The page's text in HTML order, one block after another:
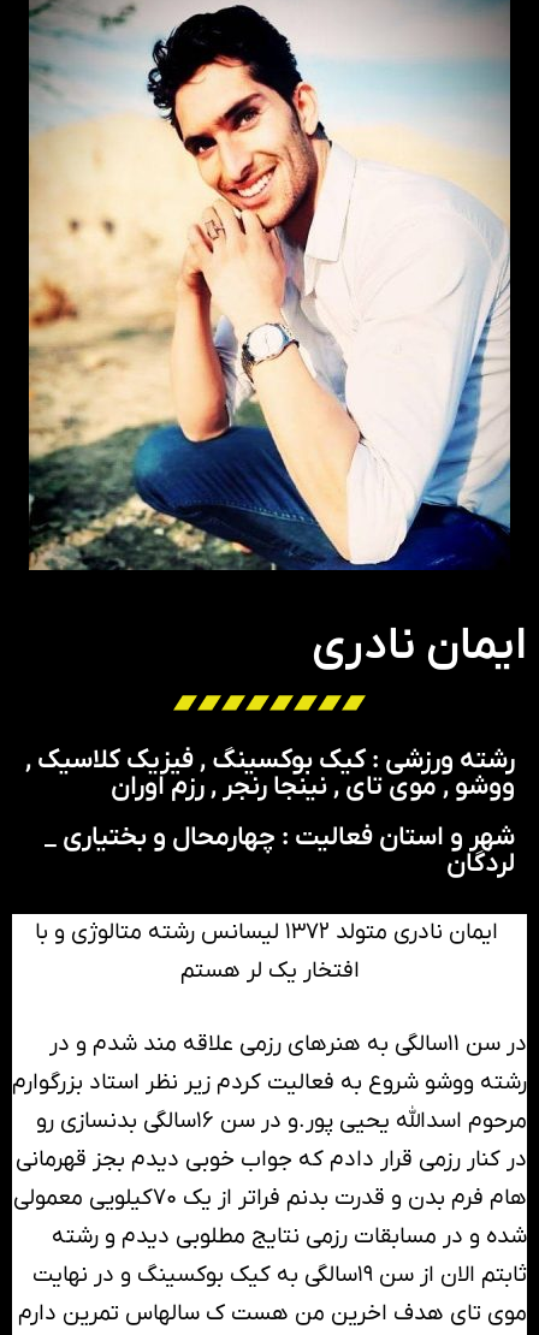
ایمان نادری
رشته ورزشی : کیک بوکسینگ , فیزیک کلاسیک ,
ووشو , موی تای , نینجا رنجر , رزم اوران
شهر و استان فعالیت : چهارمحال و بختیاری _
لردگان
ایمان نادری متولد ۱۳۷۲ لیسانس رشته متالوژی و با
افتخار یک لر هستم
در سن ۱۱سالگی به هنرهای رزمی علاقه مند شدم و در
رشته ووشو شروع به فعالیت کردم زیر نظر استاد بزرگوارم
مرحوم اسدالله یحیی پور.و در سن ۱۶سالگی بدنسازی رو
در کنار رزمی قرار دادم که جواب خوبی دیدم بجز قهرمانی
هام فرم بدن و قدرت بدنم فراتر از یک ۷۰کیلویی معمولی
شده و در مسابقات رزمی نتایج مطلوبی دیدم و رشته
ثابتم الان از سن ۱۹سالگی به کیک بوکسینگ و در نهایت
موی تای هدف اخرین من هست ک سالهاس تمرین دارم